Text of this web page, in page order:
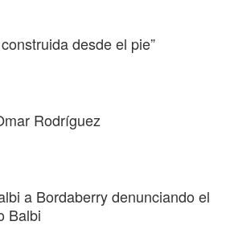
desde el pie”
Rodríguez
a Bordaberry denunciando el
Balbi